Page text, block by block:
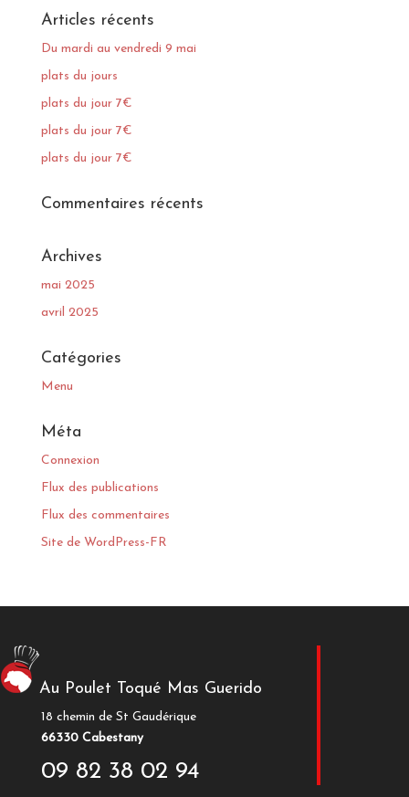
Articles récents
Du mardi au vendredi 9 mai
plats du jours
plats du jour 7€
plats du jour 7€
plats du jour 7€
Commentaires récents
Archives
mai 2025
avril 2025
Catégories
Menu
Méta
Connexion
Flux des publications
Flux des commentaires
Site de WordPress-FR
Au Poulet Toqué Mas Guerido
18 chemin de St Gaudérique
66330 Cabestany
09 82 38 02 94